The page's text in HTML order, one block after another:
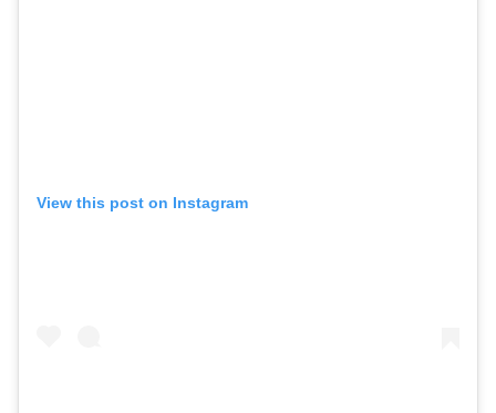
View this post on Instagram